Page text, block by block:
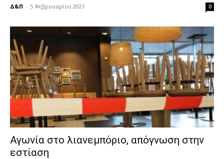
Δ&Π - 5 Φεβρουαρίου 2021 0
Αγωνία στο λιανεμπόριο, απόγνωση στην
εστίαση